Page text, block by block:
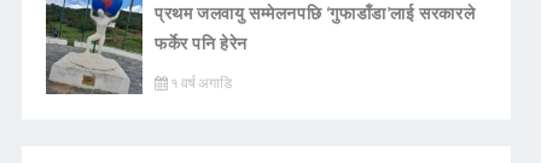
प्रथम जलवायु सम्मेलनपछि ‘गुफाडाँडा’लाई सरकारले
फर्केर पनि हेरेन
१ वर्ष अगाडि